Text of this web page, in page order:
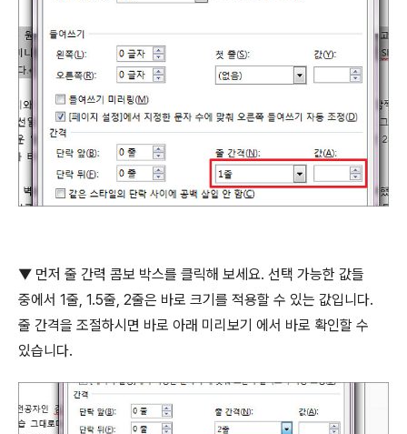
▼ 먼저 줄 간력 콤보 박스를 클릭해 보세요. 선택 가능한 값들
중에서 1줄, 1.5줄, 2줄은 바로 크기를 적용할 수 있는 값입니다.
줄 간격을 조절하시면 바로 아래 미리보기 에서 바로 확인할 수
있습니다.